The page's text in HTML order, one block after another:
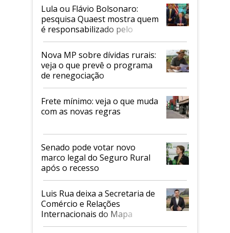
Lula ou Flávio Bolsonaro:
pesquisa Quaest mostra quem
é responsabilizado pelo
tarifaço dos EUA
Nova MP sobre dívidas rurais:
veja o que prevê o programa
de renegociação
Frete mínimo: veja o que muda
com as novas regras
Senado pode votar novo
marco legal do Seguro Rural
após o recesso
Luis Rua deixa a Secretaria de
Comércio e Relações
Internacionais do Mapa